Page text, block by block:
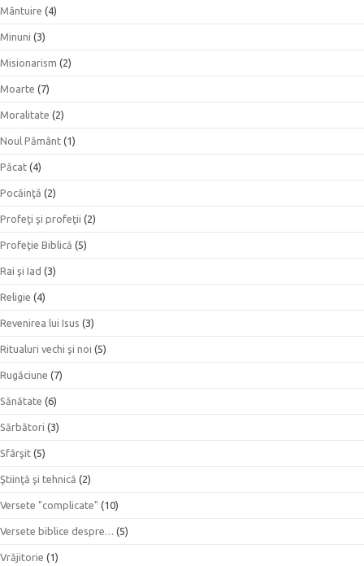
Mântuire (4)
Minuni (3)
Misionarism (2)
Moarte (7)
Moralitate (2)
Noul Pământ (1)
Păcat (4)
Pocăinţă (2)
Profeţi şi profeţii (2)
Profeţie Biblică (5)
Rai şi Iad (3)
Religie (4)
Revenirea lui Isus (3)
Ritualuri vechi şi noi (5)
Rugăciune (7)
Sănătate (6)
Sărbători (3)
Sfârşit (5)
Ştiinţă şi tehnică (2)
Versete "complicate" (10)
Versete biblice despre… (5)
Vrăjitorie (1)